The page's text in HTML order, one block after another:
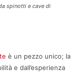
spinotti e cave di
è un pezzo unico; la
e dall’esperienza